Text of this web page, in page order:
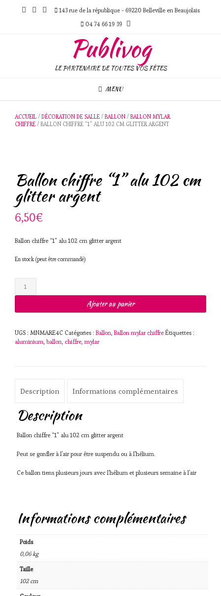
143 rue de la république - 69220 Belleville en Beaujolais
04 74 66 19 39
Publivog
LE PARTENAIRE DE TOUTES VOS FÊTES
MENU
ACCUEIL / DÉCORATION DE SALLE / BALLON / BALLON MYLAR
CHIFFRE / BALLON CHIFFRE “1” ALU 102 CM GLITTER ARGENT
Ballon chiffre “1” alu 102 cm
glitter argent
6,50€
Ballon chiffre “1” alu 102 cm glitter argent
En stock (peut être commandé)
102
cm
Ajouter au panier
UGS : MNMARE4C Catégories : Ballon, Ballon mylar chiffre Étiquettes :
aluminium, ballon, chiffre, mylar
Description Informations complémentaires
Description
Ballon chiffre “1” alu 102 cm glitter argent
Peut se gonfler à l’air pour être suspendu ou à l’hélium.
Ce ballon tiens plusieurs jours avec l’hélium et plusieurs semaine à l’air
Informations complémentaires
Poids
0,06 kg
Taille
102 cm